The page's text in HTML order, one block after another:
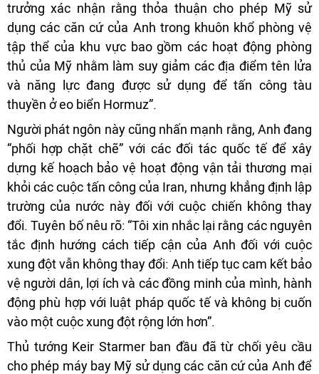
trưởng xác nhận rằng thỏa thuận cho phép Mỹ sử
dụng các căn cứ của Anh trong khuôn khổ phòng vệ
tập thể của khu vực bao gồm các hoạt động phòng
thủ của Mỹ nhằm làm suy giảm các địa điểm tên lửa
và năng lực đang được sử dụng để tấn công tàu
thuyền ở eo biển Hormuz”.
Người phát ngôn này cũng nhấn mạnh rằng, Anh đang
“phối hợp chặt chẽ” với các đối tác quốc tế để xây
dựng kế hoạch bảo vệ hoạt động vận tải thương mại
khỏi các cuộc tấn công của Iran, nhưng khẳng định lập
trường của nước này đối với cuộc chiến không thay
đổi. Tuyên bố nêu rõ: “Tôi xin nhắc lại rằng các nguyên
tắc định hướng cách tiếp cận của Anh đối với cuộc
xung đột vẫn không thay đổi: Anh tiếp tục cam kết bảo
vệ người dân, lợi ích và các đồng minh của mình, hành
động phù hợp với luật pháp quốc tế và không bị cuốn
vào một cuộc xung đột rộng lớn hơn”.
Thủ tướng Keir Starmer ban đầu đã từ chối yêu cầu
cho phép máy bay Mỹ sử dụng các căn cứ của Anh để